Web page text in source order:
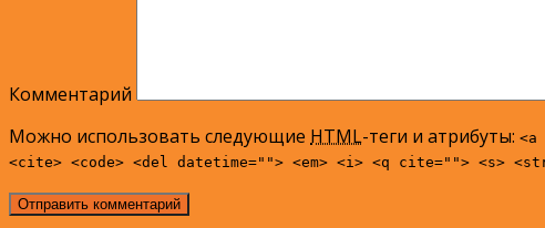
Комментарий
Можно использовать следующие HTML-теги и атрибуты:
<cite> <code> <del datetime=""> <em> <i> <q cite=""> <s>